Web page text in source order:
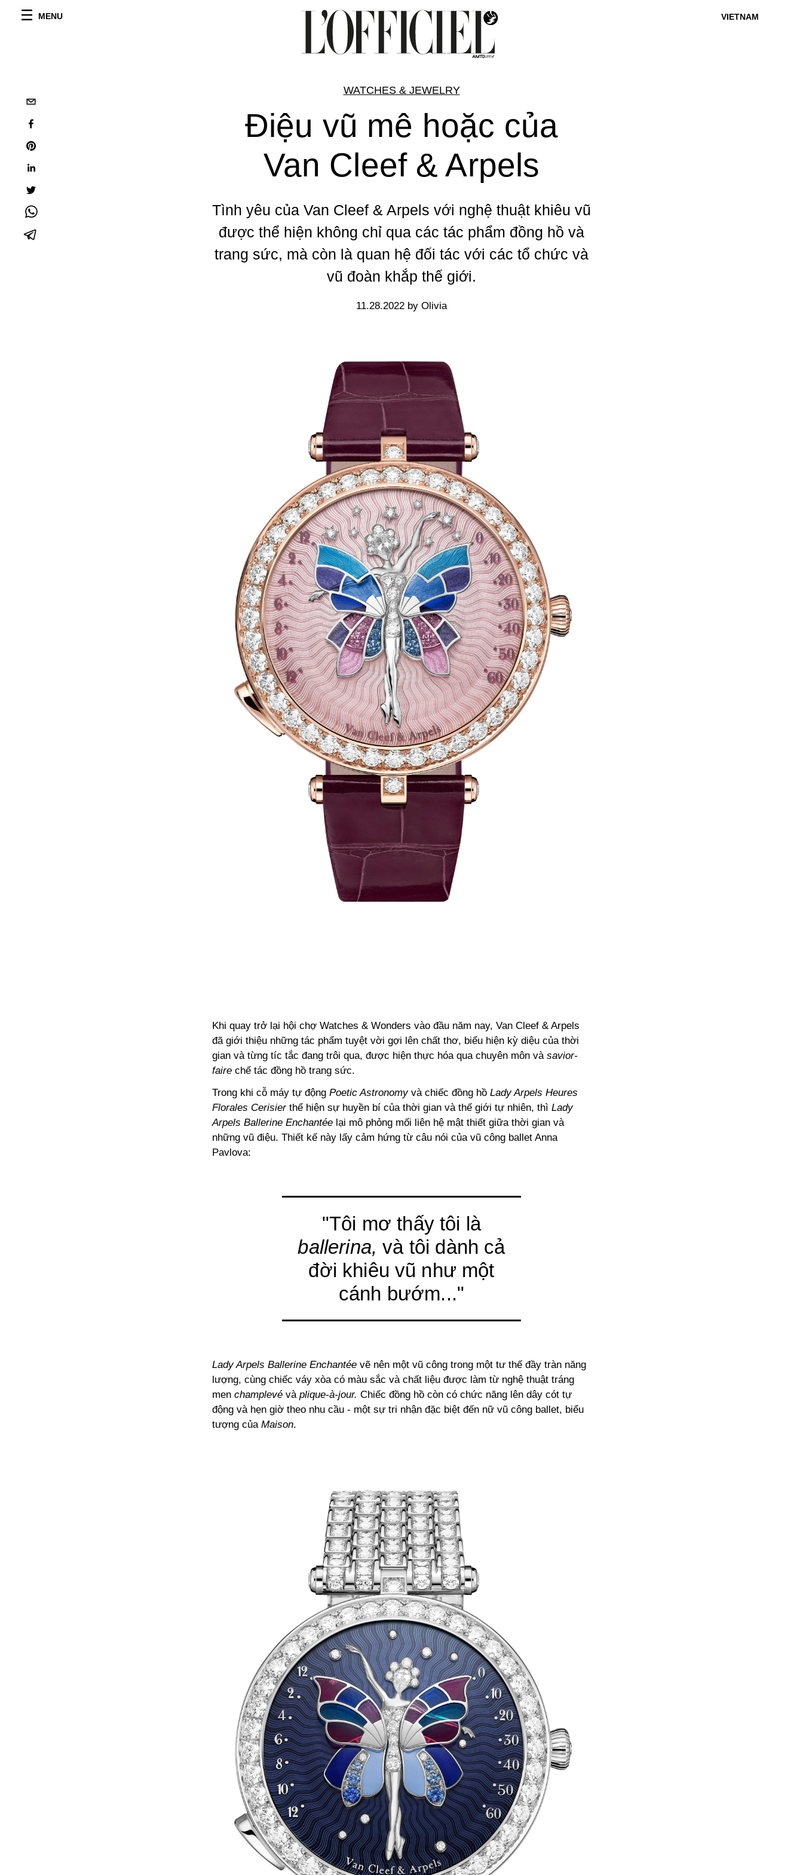
MENU VIETNAM
WATCHES & JEWELRY
Điệu vũ mê hoặc của
Van Cleef & Arpels
Tình yêu của Van Cleef & Arpels với nghệ thuật khiêu vũ
được thể hiện không chỉ qua các tác phẩm đồng hồ và
trang sức, mà còn là quan hệ đối tác với các tổ chức và
vũ đoàn khắp thế giới.
11.28.2022 by Olivia
Khi quay trở lại hội chợ Watches & Wonders vào đầu năm nay, Van Cleef & Arpels
đã giới thiệu những tác phẩm tuyệt vời gợi lên chất thơ, biểu hiện kỳ diệu của thời
gian và từng tíc tắc đang trôi qua, được hiện thực hóa qua chuyên môn và savior-
faire chế tác đồng hồ trang sức.
Trong khi cỗ máy tự động Poetic Astronomyvà chiếc đồng hồ Lady Arpels Heures
Florales Cerisierthể hiện sự huyền bí của thời gian và thế giới tự nhiên, thì Lady
Arpels Ballerine Enchantée lại mô phỏng mối liên hệ mật thiết giữa thời gian và
những vũ điệu. Thiết kế này lấy cảm hứng từ câu nói của vũ công ballet Anna
Pavlova:
"Tôi mơ thấy tôi là
ballerina,và tôi dành cả
đời khiêu vũ như một
cánh bướm..."
Lady Arpels Ballerine Enchantée vẽ nên một vũ công trong một tư thế đầy tràn năng
lượng, cùng chiếc váy xòa có màu sắc và chất liệu được làm từ nghệ thuật tráng
men champlevé và plique-à-jour. Chiếc đồng hồ còn có chức năng lên dây cót tự
động và hẹn giờ theo nhu cầu - một sự tri nhận đặc biệt đến nữ vũ công ballet, biểu
tượng của Maison.